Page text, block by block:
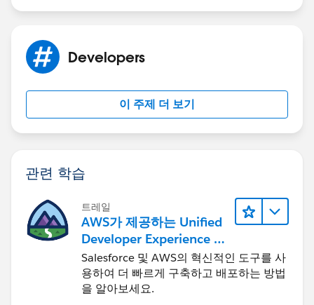
Developers
이 주제 더 보기
관련 학습
트레일
AWS가 제공하는 Unified
Developer Experience 둘
러보기
Salesforce 및 AWS의 혁신적인 도구를 사
용하여 더 빠르게 구축하고 배포하는 방법
을 알아보세요.